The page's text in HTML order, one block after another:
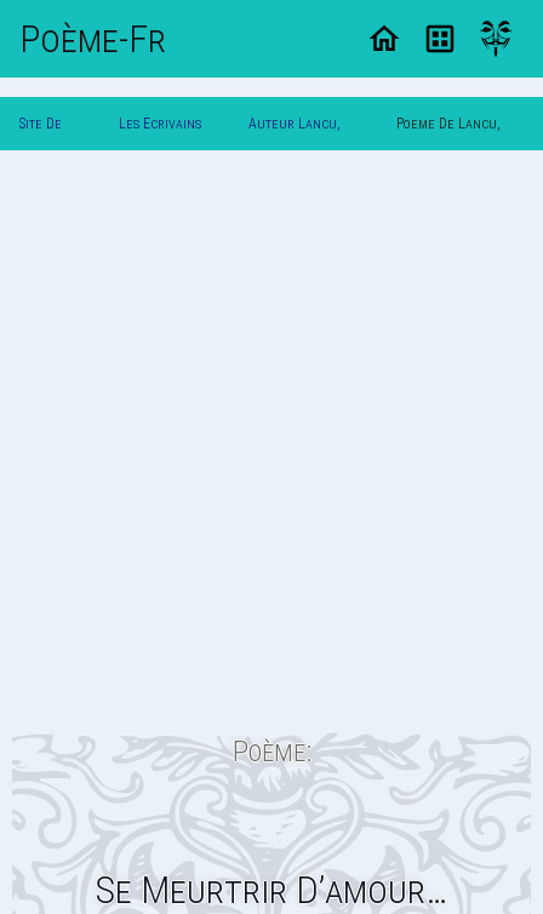
Poème-Fr
Site De Les Ecrivains Auteur Lancu, Poeme De Lancu,
Poème:
Se Meurtrir D’amour…